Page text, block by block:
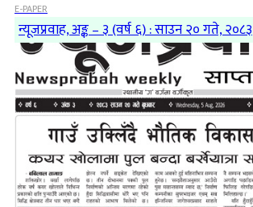
E-PAPER
न्यूजप्रवाह, अङ्क – ३ (वर्ष ६) : साउन २० गते, २०८३